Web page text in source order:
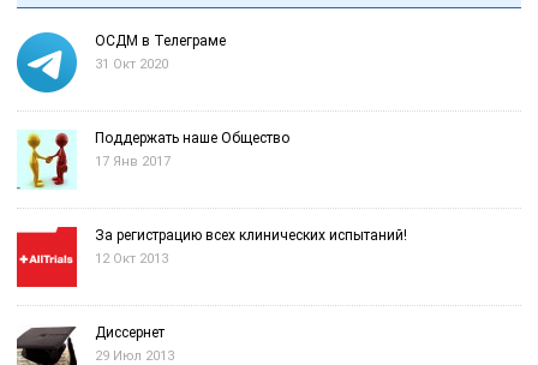
ОСДМ в Телеграме
31 Окт 2020
Поддержать наше Общество
17 Янв 2017
За регистрацию всех клинических испытаний!
12 Окт 2013
Диссернет
29 Июл 2013